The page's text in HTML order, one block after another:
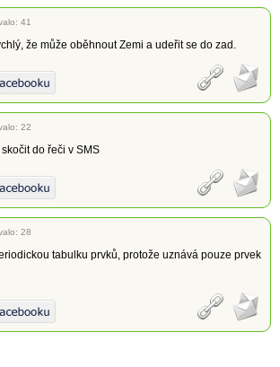
41
že může oběhnout Zemi a udeřit se do zad.
22
do řeči v SMS
28
tabulku prvků, protože uznává pouze prvek